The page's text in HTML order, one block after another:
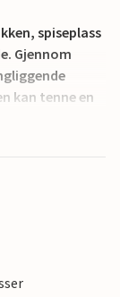
spiseplass
Gjennom
kan tenne en